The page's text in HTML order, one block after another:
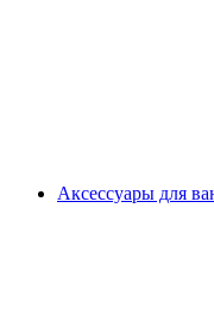
Аксессуары для